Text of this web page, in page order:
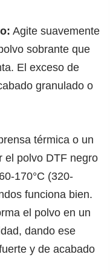
Agite suavemente
sobrante que
El exceso de
granulado o
térmica o un
el polvo DTF negro
170°C (320-
funciona bien.
el polvo en un
dando ese
y de acabado